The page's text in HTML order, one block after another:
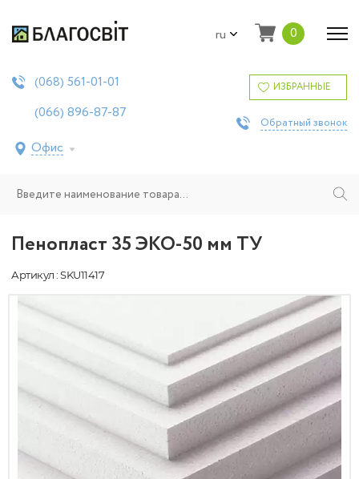
ru 0
(068) 561-01-01
(066) 896-87-87
Офис
ИЗБРАННЫЕ
Обратный звонок
Пенопласт 35 ЭКО-50 мм ТУ
Артикул : SKU11417